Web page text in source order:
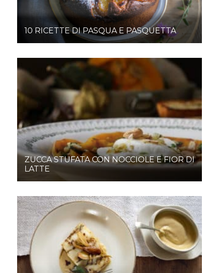
10 RICETTE DI PASQUA E PASQUETTA
ZUCCA STUFATA CON NOCCIOLE E FIOR DI
LATTE